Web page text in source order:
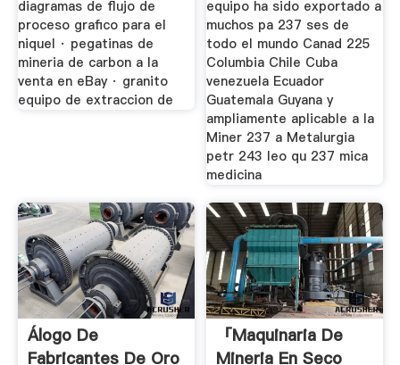
diagramas de flujo de
proceso grafico para el
niquel · pegatinas de
mineria de carbon a la
venta en eBay · granito
equipo de extraccion de
equipo ha sido exportado a
muchos pa 237 ses de
todo el mundo Canad 225
Columbia Chile Cuba
venezuela Ecuador
Guatemala Guyana y
ampliamente aplicable a la
Miner 237 a Metalurgia
petr 243 leo qu 237 mica
medicina
Álogo De
Fabricantes De Oro
「maquinaria De
Mineria En Seco